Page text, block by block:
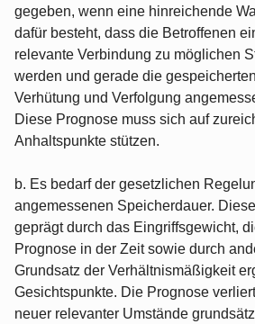
gegeben, wenn eine hinreichende
dafür besteht, dass die Betroffenen
relevante Verbindung zu möglichen
werden und gerade die
Verhütung und Verfolgung
Diese Prognose muss sich auf
Anhaltspunkte stützen.
b. Es bedarf der gesetzlichen
angemessenen Speicherdauer.
geprägt durch das Eingriffsgewicht,
Prognose in der Zeit sowie durch
Grundsatz der Verhältnismäßigkeit
Gesichtspunkte. Die Prognose
neuer relevanter Umstände